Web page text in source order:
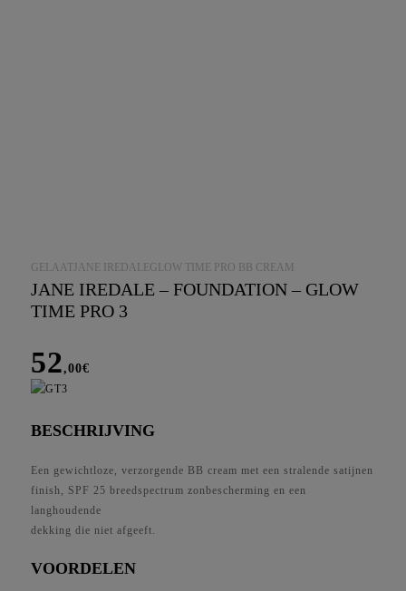
GELAATJANE IREDALEGLOW TIME PRO BB CREAM
JANE IREDALE – FOUNDATION – GLOW
TIME PRO 3
52,00€
BESCHRIJVING
Een gewichtloze, verzorgende BB cream met een stralende satijnen
finish, SPF 25 breedspectrum zonbescherming en een
langhoudende
dekking die niet afgeeft.
VOORDELEN